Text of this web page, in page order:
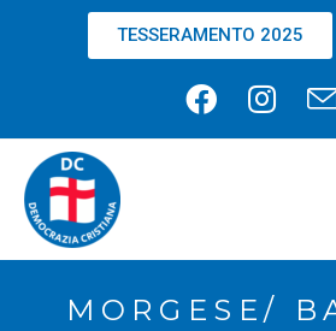
TESSERAMENTO 2025
MORGESE/